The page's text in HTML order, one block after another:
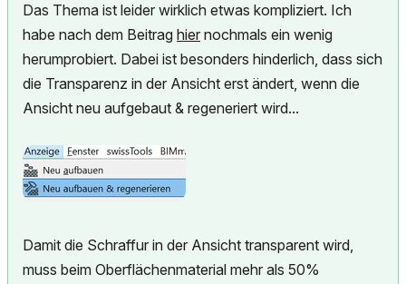
Das Thema ist leider wirklich etwas kompliziert. Ich
habe nach dem Beitrag hier nochmals ein wenig
herumprobiert. Dabei ist besonders hinderlich, dass sich
die Transparenz in der Ansicht erst ändert, wenn die
Ansicht neu aufgebaut & regeneriert wird...
Damit die Schraffur in der Ansicht transparent wird,
muss beim Oberflächenmaterial mehr als 50%